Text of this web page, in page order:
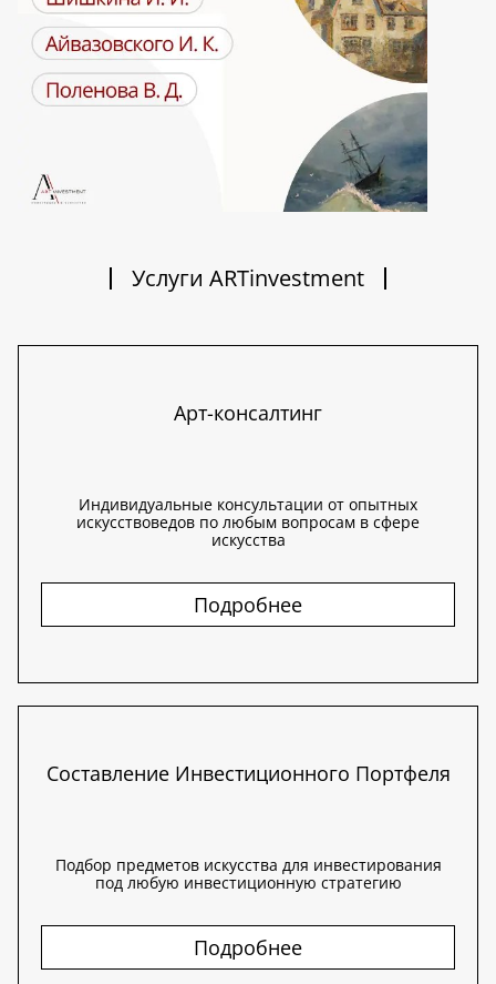
Услуги ARTinvestment
Арт-консалтинг
Индивидуальные консультации от опытных
искусствоведов по любым вопросам в сфере
искусства
Подробнее
Составление Инвестиционного Портфеля
Подбор предметов искусства для инвестирования
под любую инвестиционную стратегию
Подробнее